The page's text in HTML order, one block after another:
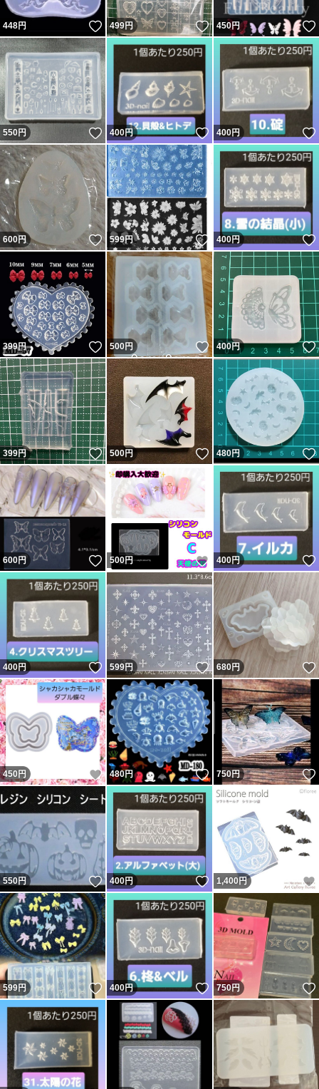
448円 いいね！
499円 いいね！
450円
550円 いいね！
400円 いいね！
400円
600円 いいね！
599円 いいね！
400円
399円 いいね！
500円 いいね！
400円
399円 いいね！
500円 いいね！
480円
600円 いいね！
500円 いいね！
400円
400円 いいね！
599円 いいね！
680円
450 円 いいね！
480円 いいね！
750円
550円 いいね！
400円 いいね！
1,400 円
599円 いいね！
400円 いいね！
750円